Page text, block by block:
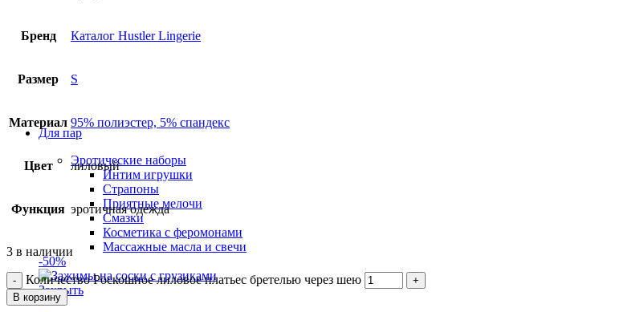
Для пар
Эротические наборы
Интим игрушки
Страпоны
Приятные мелочи
Смазки
Косметика с феромонами
Массажные масла и свечи
-50%
Закрыть
Бренд Каталог Hustler Lingerie
Размер S
Материал 95% полиэстер, 5% спандекс
Цвет лиловый
Функция эротичная одежда
3 в наличии
Количество Роскошное лиловое платьес бретелью через шею
В корзину